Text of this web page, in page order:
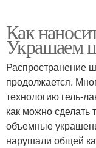
Как
Украшаем
Распространение
продолжается.
технологию гель-
как можно сделать
объемные
нарушали общей